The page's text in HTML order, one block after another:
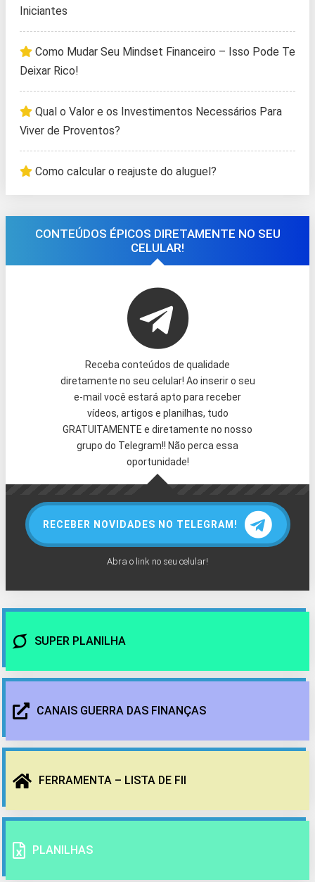
Iniciantes
Como Mudar Seu Mindset Financeiro – Isso Pode Te
Deixar Rico!
Qual o Valor e os Investimentos Necessários Para
Viver de Proventos?
Como calcular o reajuste do aluguel?
CONTEÚDOS ÉPICOS DIRETAMENTE NO SEU
CELULAR!
Receba conteúdos de qualidade
diretamente no seu celular! Ao inserir o seu
e-mail você estará apto para receber
vídeos, artigos e planilhas, tudo
GRATUITAMENTE e diretamente no nosso
grupo do Telegram!! Não perca essa
oportunidade!
RECEBER NOVIDADES NO TELEGRAM!
Abra o link no seu celular!
SUPER PLANILHA
CANAIS GUERRA DAS FINANÇAS
FERRAMENTA – LISTA DE FII
PLANILHAS